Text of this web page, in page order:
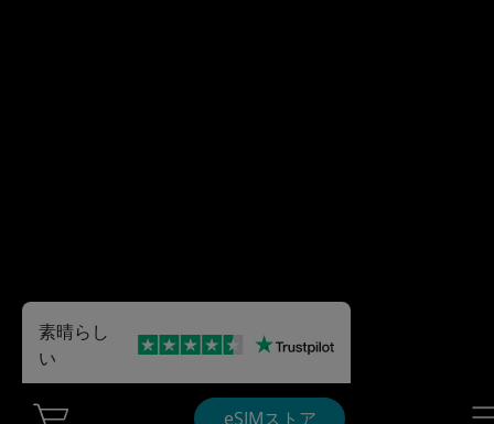
eSIMストア
素晴らし
い